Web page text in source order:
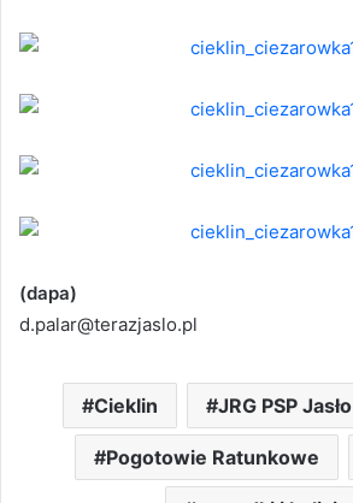
(dapa)
d.palar@terazjaslo.pl
Cieklin JRG PSP Jasło
Pogotowie Ratunkowe